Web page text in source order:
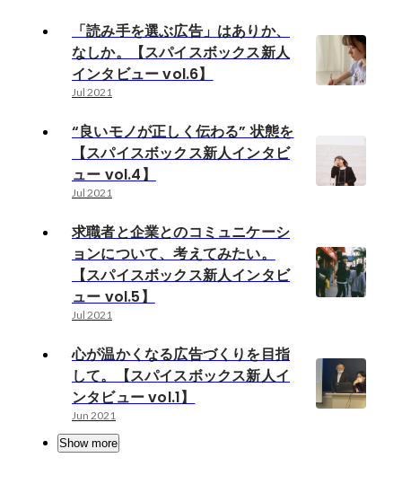
「読み手を選ぶ広告」はありか、
なしか。【スパイスボックス新人
インタビュー vol.6】
Jul 2021
“良いモノが正しく伝わる” 状態を
【スパイスボックス新人インタビ
ュー vol.4】
Jul 2021
求職者と企業とのコミュニケーシ
ョンについて、考えてみたい。
【スパイスボックス新人インタビ
ュー vol.5】
Jul 2021
心が温かくなる広告づくりを目指
して。【スパイスボックス新人イ
ンタビュー vol.1】
Jun 2021
Show more